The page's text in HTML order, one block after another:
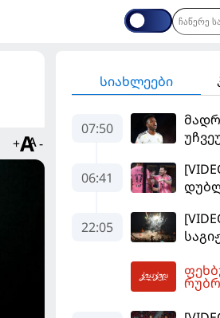
+ -
სიახლეები
07:50
06:41
"სან
22:05